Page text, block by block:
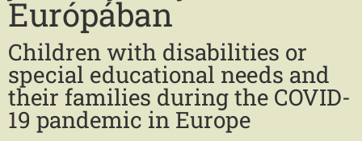
Európában
Children with disabilities or
special educational needs and
their families during the COVID-
19 pandemic in Europe